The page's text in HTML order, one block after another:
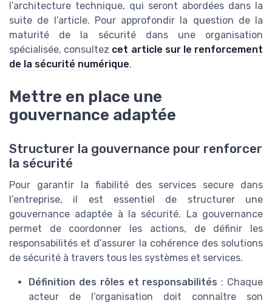
l’architecture technique, qui seront abordées dans la
suite de l’article. Pour approfondir la question de la
maturité de la sécurité dans une organisation
spécialisée, consultez cet article sur le renforcement
de la sécurité numérique.
Mettre en place une
gouvernance adaptée
Structurer la gouvernance pour renforcer
la sécurité
Pour garantir la fiabilité des services secure dans
l’entreprise, il est essentiel de structurer une
gouvernance adaptée à la sécurité. La gouvernance
permet de coordonner les actions, de définir les
responsabilités et d’assurer la cohérence des solutions
de sécurité à travers tous les systèmes et services.
Définition des rôles et responsabilités : Chaque
acteur de l’organisation doit connaître son